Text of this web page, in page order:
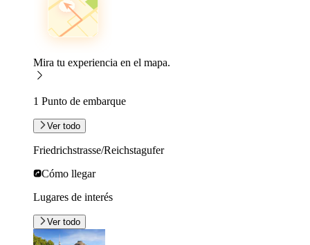
Mira tu experiencia en el mapa.
1 Punto de embarque
Ver todo
Friedrichstrasse/Reichstagufer
Cómo llegar
Lugares de interés
Ver todo